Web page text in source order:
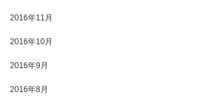
2016年11月
2016年10月
2016年9月
2016年8月